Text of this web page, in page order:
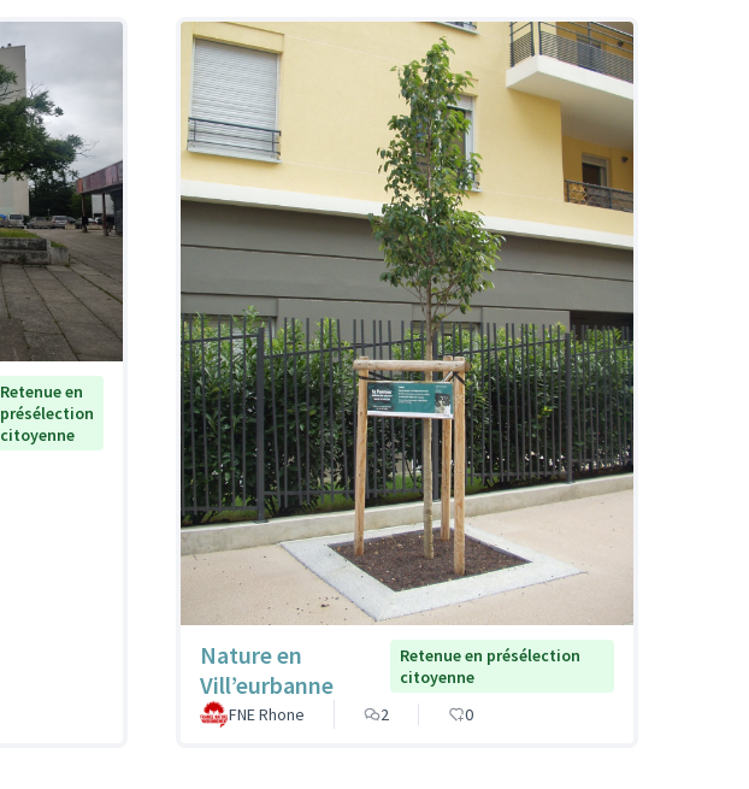
Retenue en
présélection
citoyenne
Nature en
Vill’eurbanne
Retenue en présélection
citoyenne
FNE Rhone
2 0